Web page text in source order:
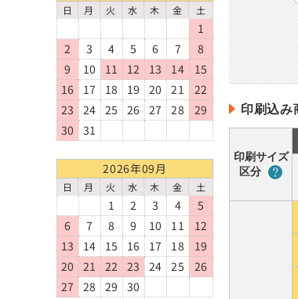
印刷込み
印刷サイズ
区分
日 月 火 水 木 金 土
1
2
3 4 5 6 7
8
9
10 11 12 13 14
15
16
17 18 19 20 21
22
23
24 25 26 27 28
29
30
31
2026年09月
日 月 火 水 木 金 土
1 2 3 4
5
6
7 8 9 10 11
12
13
14 15 16 17 18
19
20
21 22 23 24 25
26
27
28 29 30